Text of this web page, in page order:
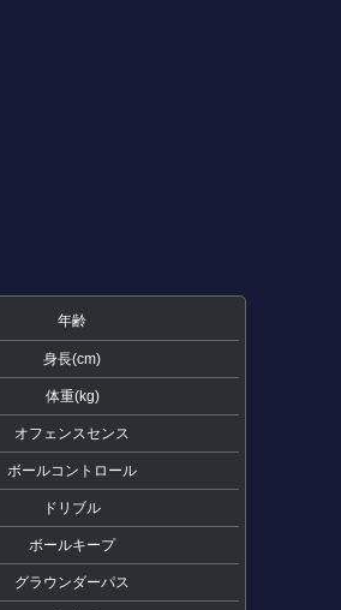
年齢
身長(cm)
体重(kg)
オフェンスセンス
ボールコントロール
ドリブル
ボールキープ
グラウンダーパス